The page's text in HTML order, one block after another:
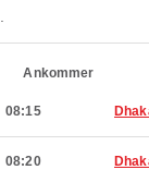
Ankommer
08:15
08:20